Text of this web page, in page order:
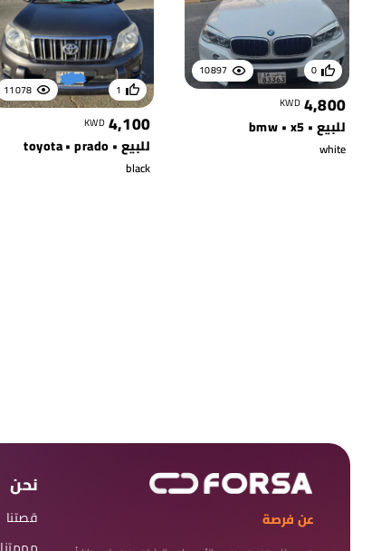
10897 0
4,800
KWD
للبيع • bmw • x5
white
11078 1
4,100
KWD
للبيع • toyota • prado
black
عن فرصة
نحن
قصتنا